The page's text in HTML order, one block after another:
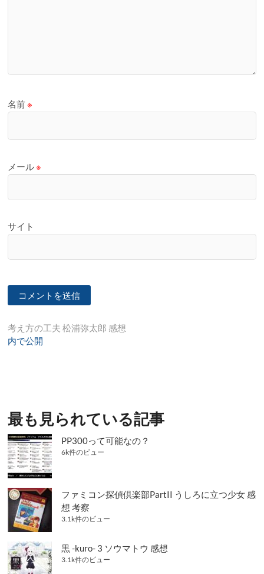
名前※
メール※
サイト
投
稿
ー
シ
ョ
ン
考え方の工夫 松浦弥太郎 感想
内で公開
最も見られている記事
PP300って可能なの？
6k件のビュー
ファミコン探偵倶楽部PartII うしろに立つ少女 感
想 考察
3.1k件のビュー
黒 -kuro- 3 ソウマトウ 感想
3.1k件のビュー